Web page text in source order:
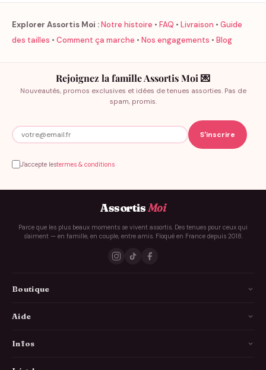
Explorer Assortis Moi :Notre histoire • FAQ • Livraison • Guide
des tailles • Comment ça marche • Nos engagements • Blog
Rejoignez la famille Assortis Moi 💌
Nouveautés, promos exclusives et idées de tenues assorties. Pas de
spam, promis.
J'accepte lestermes & conditions
AssortisMoi
Parce que les plus beaux moments se vivent assortis. Des tenues pour ceux qui
s'aiment — en famille, en couple, entre amis. Floqué en France depuis 2018.
Boutique
Aide
Infos